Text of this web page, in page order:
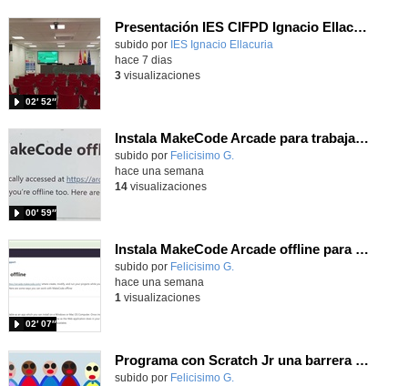
Presentación IES CIFPD Ignacio Ellacuría
Contenido educativo.
subido por IES Ignacio Ellacuria
02′ 52″
hace 7 dias
3visualizaciones
Instala MakeCode Arcade para trabajar offline en tu tablet, ordenador, Chromebook
Contenido educativo.
subido por Felicisimo G.
00′ 59″
hace una semana
14visualizaciones
Instala MakeCode Arcade offline para programar grandes juegos sin necesidad de Internet
Contenido educativo.
subido por Felicisimo G.
02′ 07″
hace una semana
1 visualizaciones
Programa con Scratch Jr una barrera que se desplaza para dar sensación de movimiento
Contenido educativo.
subido por Felicisimo G.